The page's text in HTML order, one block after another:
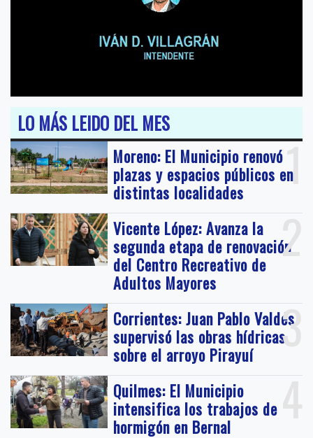
LO MÁS LEIDO DEL MES
1
Moreno: El Municipio renovó
plazas y espacios públicos en
distintas localidades
2
Vicente López: Avanza la
segunda etapa de renovación
del Centro Recreativo de
Adultos Mayores
3
Corrientes: Juan Pablo Valdés
supervisó las obras hídricas
sobre el arroyo Pirayuí
4
Quilmes: El Municipio
intensifica los trabajos de
hormigón en Bernal